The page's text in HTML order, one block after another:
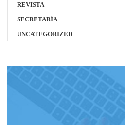
REVISTA
SECRETARÍA
UNCATEGORIZED